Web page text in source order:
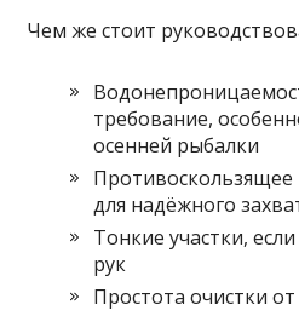
Чем же стоит
требование,
осенней рыбалки
для надёжного
Тонкие участки,
рук
Простота очистки от